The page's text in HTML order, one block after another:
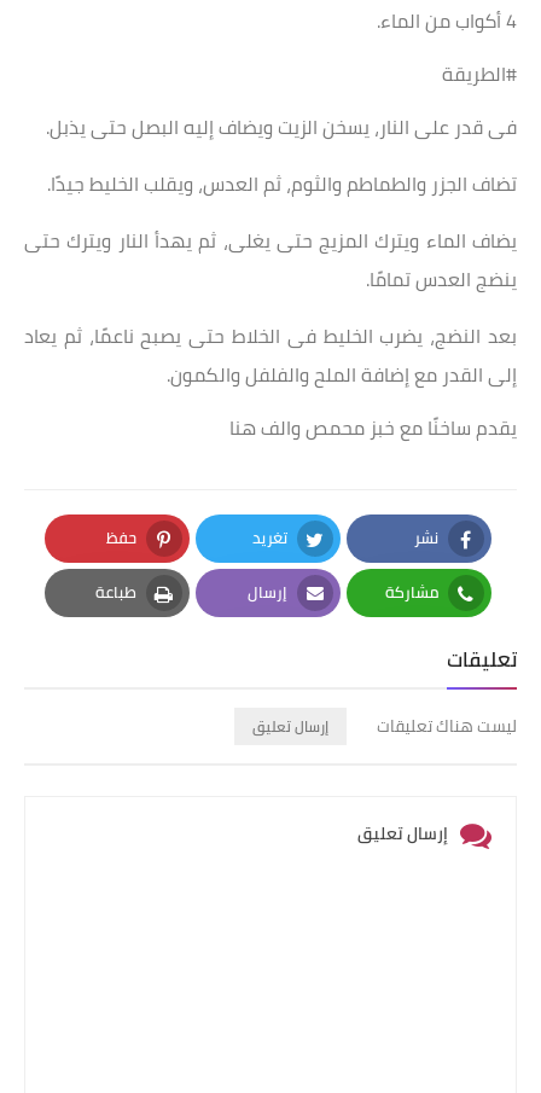
4 أكواب من الماء.
#الطريقة
فى قدر على النار، يسخن الزيت ويضاف إليه البصل حتى يذبل.
تضاف الجزر والطماطم والثوم، ثم العدس، ويقلب الخليط جيدًا.
يضاف الماء ويترك المزيج حتى يغلى، ثم يهدأ النار ويترك حتى
ينضج العدس تمامًا.
بعد النضج، يضرب الخليط فى الخلاط حتى يصبح ناعمًا، ثم يعاد
إلى القدر مع إضافة الملح والفلفل والكمون.
يقدم ساخنًا مع خبز محمص والف هنا
نشر
Facebook
تغريد
Twitter
حفظ
Pinterest
مشاركة
Whatsapp
إرسال
Email
طباعة
Print
تعليقات
ليست هناك تعليقات إرسال تعليق
إرسال تعليق